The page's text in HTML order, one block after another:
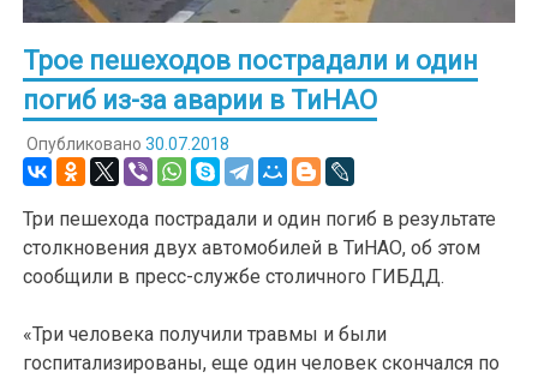
Трое пешеходов пострадали и один
погиб из-за аварии в ТиНАО
Опубликовано 30.07.2018
Три пешехода пострадали и один погиб в результате
столкновения двух автомобилей в ТиНАО, об этом
сообщили в пресс-службе столичного ГИБДД.
«Три человека получили травмы и были
госпитализированы, еще один человек скончался по